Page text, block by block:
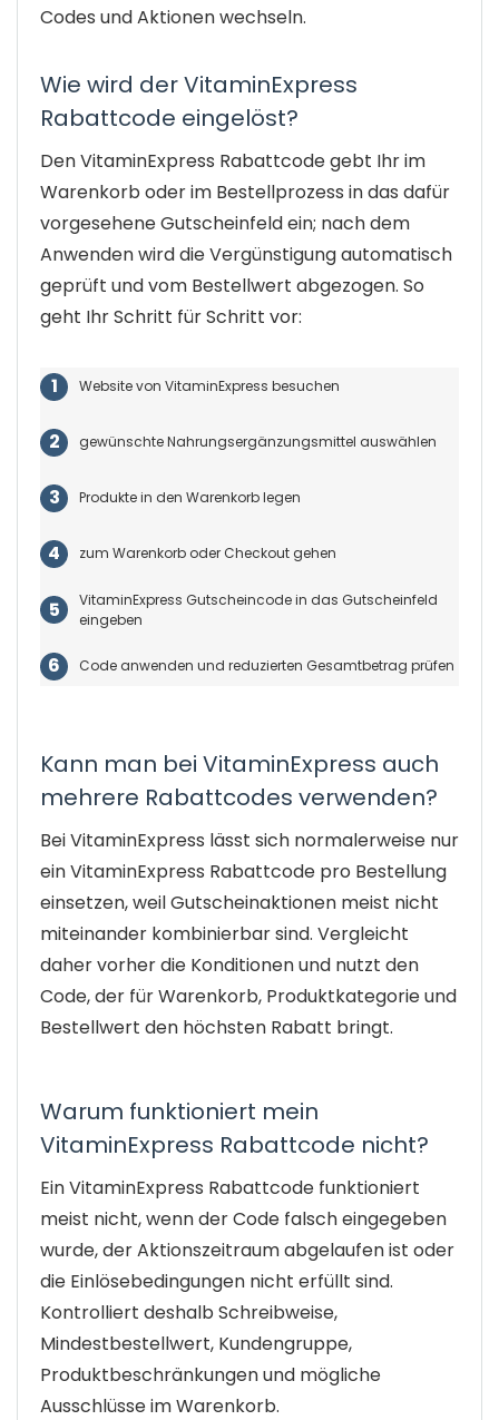
Codes und Aktionen wechseln.
Wie wird der VitaminExpress
Rabattcode eingelöst?
Den VitaminExpress Rabattcode gebt Ihr im
Warenkorb oder im Bestellprozess in das dafür
vorgesehene Gutscheinfeld ein; nach dem
Anwenden wird die Vergünstigung automatisch
geprüft und vom Bestellwert abgezogen. So
geht Ihr Schritt für Schritt vor:
Website von VitaminExpress besuchen
gewünschte Nahrungsergänzungsmittel auswählen
Produkte in den Warenkorb legen
zum Warenkorb oder Checkout gehen
VitaminExpress Gutscheincode in das Gutscheinfeld
eingeben
Code anwenden und reduzierten Gesamtbetrag prüfen
Kann man bei VitaminExpress auch
mehrere Rabattcodes verwenden?
Bei VitaminExpress lässt sich normalerweise nur
ein VitaminExpress Rabattcode pro Bestellung
einsetzen, weil Gutscheinaktionen meist nicht
miteinander kombinierbar sind. Vergleicht
daher vorher die Konditionen und nutzt den
Code, der für Warenkorb, Produktkategorie und
Bestellwert den höchsten Rabatt bringt.
Warum funktioniert mein
VitaminExpress Rabattcode nicht?
Ein VitaminExpress Rabattcode funktioniert
meist nicht, wenn der Code falsch eingegeben
wurde, der Aktionszeitraum abgelaufen ist oder
die Einlösebedingungen nicht erfüllt sind.
Kontrolliert deshalb Schreibweise,
Mindestbestellwert, Kundengruppe,
Produktbeschränkungen und mögliche
Ausschlüsse im Warenkorb.